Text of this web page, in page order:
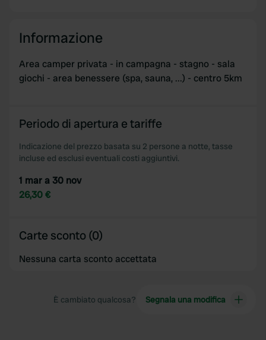
may combine it with other information that you’ve
of their services.
Informazione
Area camper privata - in campagna - stagno - sala
giochi - area benessere (spa, sauna, ...) - centro 5km
Periodo di apertura e tariffe
Indicazione del prezzo basata su 2 persone a notte, tasse
incluse ed esclusi eventuali costi aggiuntivi.
1 mar a 30 nov
26,30 €
Carte sconto (0)
Nessuna carta sconto accettata
È cambiato qualcosa? Segnala una modifica